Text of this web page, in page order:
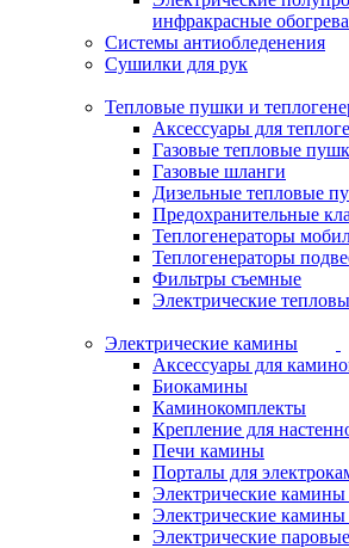
инфракрасные
Системы антиобледенения
Сушилки для рук
Тепловые пушки и
Аксессуары для
Газовые тепловые
Газовые шланги
Дизельные тепловые
Предохранительные
Теплогенераторы
Теплогенераторы
Фильтры съемные
Электрические
Электрические камины
Аксессуары для
Биокамины
Каминокомплекты
Крепление для
Печи камины
Порталы для
Электрические камины
Электрические камины
Электрические